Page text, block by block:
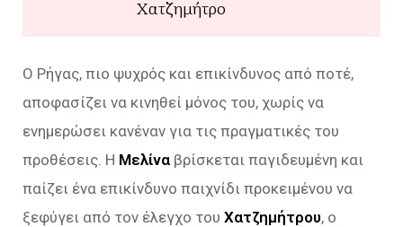
Χατζημήτρο
Ο Ρήγας, πιο ψυχρός και επικίνδυνος από ποτέ,
αποφασίζει να κινηθεί μόνος του, χωρίς να
ενημερώσει κανέναν για τις πραγματικές του
προθέσεις. Η Μελίνα βρίσκεται παγιδευμένη και
παίζει ένα επικίνδυνο παιχνίδι προκειμένου να
ξεφύγει από τον έλεγχο του Χατζημήτρου, ο